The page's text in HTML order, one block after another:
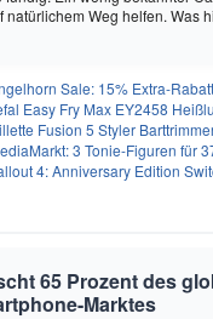
natürlichem Weg helfen. Was
Sale: 15% Extra-Rabatt on top auf
Easy Fry Max EY2458 Heißluftfritteuse
Fusion 5 Styler Barttrimmer und
3 Tonie-Figuren für
4: Anniversary Edition
65 Prozent des
Marktes